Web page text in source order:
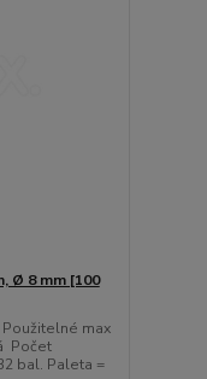
Ø 8 mm [100
max
Počet
bal. Paleta =